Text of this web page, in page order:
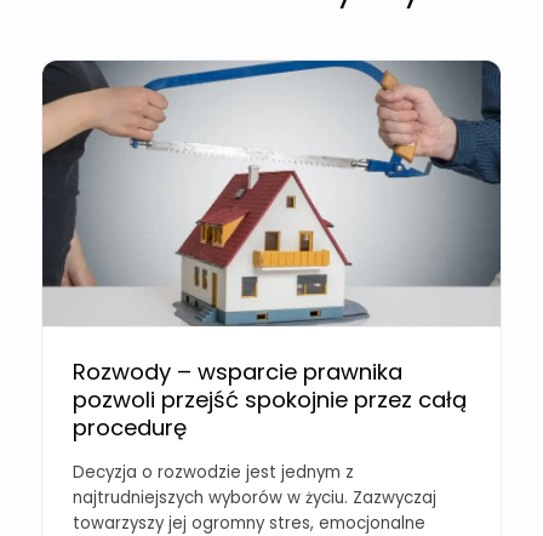
Rozwody – wsparcie prawnika
pozwoli przejść spokojnie przez całą
procedurę
Decyzja o rozwodzie jest jednym z
najtrudniejszych wyborów w życiu. Zazwyczaj
towarzyszy jej ogromny stres, emocjonalne